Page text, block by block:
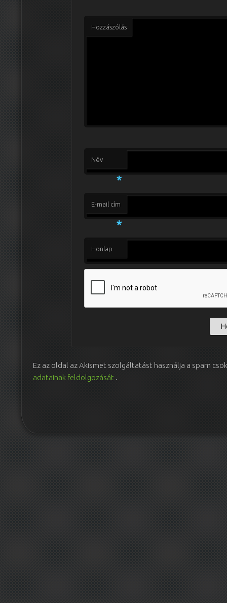
Hozzászólás
Név
*
E-mail cím
*
Honlap
Ez az oldal az Akismet szolgáltatást használja a spam
adatainak feldolgozását .